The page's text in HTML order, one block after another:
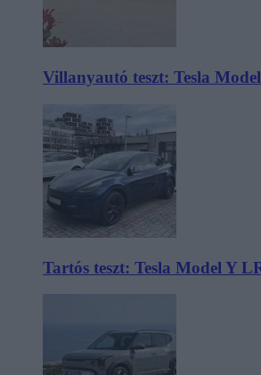
Villanyautó teszt: Tesla
Tartós teszt: Tesla Model Y